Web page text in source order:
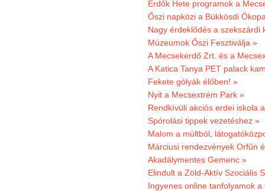
Erdők Hete programok a
Őszi napközi a Bükkösdi
Nagy érdeklődés a szekszárdi
Múzeumok Őszi Fesztiválja »
A Mecsekerdő Zrt. és a
A Katica Tanya PET palack
Fekete gólyák élőben! »
Nyit a Mecsextrém Park »
Rendkívüli akciós erdei iskola
Spórolási tippek vezetéshez »
Malom a múltból,
Márciusi rendezvények Orfűn
Akadálymentes Gemenc »
Elindult a Zöld-Aktív Szociális
Ingyenes online tanfolyamok